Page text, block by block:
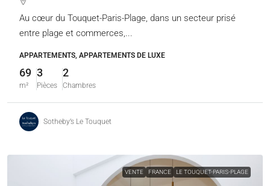
Au cœur du Touquet-Paris-Plage, dans un secteur prisé
entre plage et commerces,...
APPARTEMENTS, APPARTEMENTS DE LUXE
69
m²
3
Pièces
2
Chambres
Sotheby’s Le Touquet
VENTE FRANCE LE TOUQUET-PARIS-PLAGE